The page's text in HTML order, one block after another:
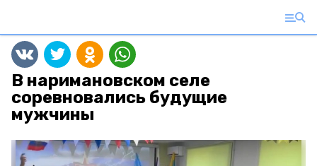
В наримановском селе
соревновались будущие
мужчины